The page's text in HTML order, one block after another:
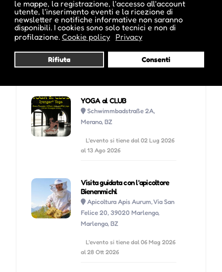
le mappe, la registrazione, l'accesso all'account
utente, l'inserimento eventi e la ricezione di
newsletter e notifiche informative non saranno
disponibili. I cookies sono solo tecnici e non di
profilazione. Cookie policy Privacy
Rifiuta Consenti
Visita profilo
Potrebbe interessarti anche :
YOGA al CLUB
Schwimmbadstraße 2A,
Merano, BZ
L'evento si tiene dal 02 Lug 2026
al 13 Ago 2026
Visita guidata con l'apicoltore
Bienenmichl
Apicoltura Apis Aurum, Via San
Felice 20, 39020 Marlengo,
Marlengo, BZ
L'evento si tiene dal 06 Mag 2026
al 28 Ott 2026